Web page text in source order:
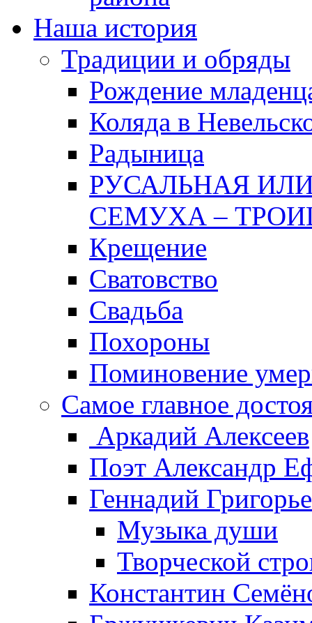
Наша история
Традиции и обряды
Рождение
Коляда в
Радыница
РУСАЛЬНАЯ
СЕМУХА –
Крещение
Сватовство
Свадьба
Похороны
Поминовение
Самое главное
Аркадий Алексеев
Поэт Александр
Геннадий
Музыка души
Творческой
Константин